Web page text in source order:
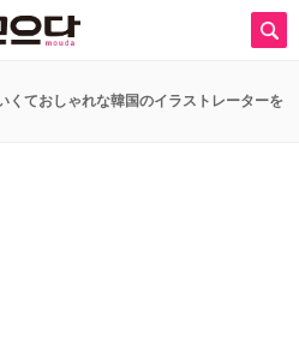
くておしゃれな韓国のイラストレーターを